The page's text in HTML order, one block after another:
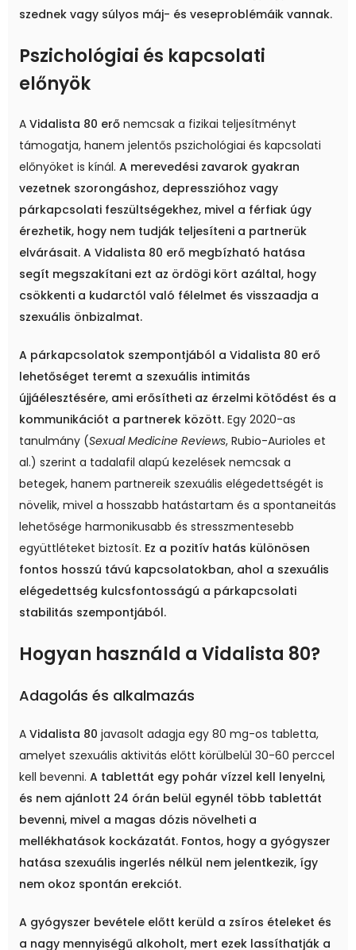
szednek vagy súlyos máj- és veseproblémáik vannak.
Pszichológiai és kapcsolati
előnyök
A Vidalista 80 erő nemcsak a fizikai teljesítményt
támogatja, hanem jelentős pszichológiai és kapcsolati
előnyöket is kínál. A merevedési zavarok gyakran
vezetnek szorongáshoz, depresszióhoz vagy
párkapcsolati feszültségekhez, mivel a férfiak úgy
érezhetik, hogy nem tudják teljesíteni a partnerük
elvárásait. A Vidalista 80 erő megbízható hatása
segít megszakítani ezt az ördögi kört azáltal, hogy
csökkenti a kudarctól való félelmet és visszaadja a
szexuális önbizalmat.
A párkapcsolatok szempontjából a Vidalista 80 erő
lehetőséget teremt a szexuális intimitás
újjáélesztésére, ami erősítheti az érzelmi kötődést és a
kommunikációt a partnerek között. Egy 2020-as
tanulmány (Sexual Medicine Reviews, Rubio-Aurioles et
al.) szerint a tadalafil alapú kezelések nemcsak a
betegek, hanem partnereik szexuális elégedettségét is
növelik, mivel a hosszabb hatástartam és a spontaneitás
lehetősége harmonikusabb és stresszmentesebb
együttléteket biztosít. Ez a pozitív hatás különösen
fontos hosszú távú kapcsolatokban, ahol a szexuális
elégedettség kulcsfontosságú a párkapcsolati
stabilitás szempontjából.
Hogyan használd a Vidalista 80?
Adagolás és alkalmazás
A Vidalista 80 javasolt adagja egy 80 mg-os tabletta,
amelyet szexuális aktivitás előtt körülbelül 30-60 perccel
kell bevenni. A tablettát egy pohár vízzel kell lenyelni,
és nem ajánlott 24 órán belül egynél több tablettát
bevenni, mivel a magas dózis növelheti a
mellékhatások kockázatát. Fontos, hogy a gyógyszer
hatása szexuális ingerlés nélkül nem jelentkezik, így
nem okoz spontán erekciót.
A gyógyszer bevétele előtt kerüld a zsíros ételeket és
a nagy mennyiségű alkoholt, mert ezek lassíthatják a